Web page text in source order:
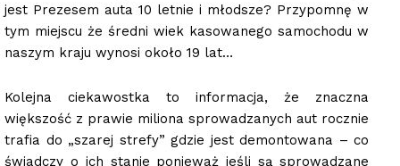
jest Prezesem auta 10 letnie i młodsze? Przypomnę w
tym miejscu że średni wiek kasowanego samochodu w
naszym kraju wynosi około 19 lat…
Kolejna ciekawostka to informacja, że znaczna
większość z prawie miliona sprowadzanych aut rocznie
trafia do „szarej strefy” gdzie jest demontowana – co
świadczy o ich stanie ponieważ jeśli są sprowadzane